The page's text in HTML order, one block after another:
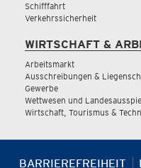
Schifffahrt
Verkehrssicherheit
WIRTSCHAFT &
Arbeitsmarkt
Ausschreibungen &
Gewerbe
Wettwesen und
Wirtschaft, Tourismus &
BARRIEREFREIHEIT